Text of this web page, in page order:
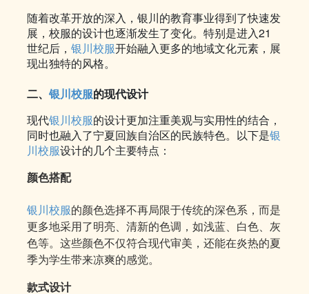
随着改革开放的深入，银川的教育事业得到了快速发
展，校服的设计也逐渐发生了变化。特别是进入21
世纪后，银川校服开始融入更多的地域文化元素，展
现出独特的风格。
二、银川校服的现代设计
现代银川校服的设计更加注重美观与实用性的结合，
同时也融入了宁夏回族自治区的民族特色。以下是银
川校服设计的几个主要特点：
颜色搭配
银川校服的颜色选择不再局限于传统的深色系，而是
更多地采用了明亮、清新的色调，如浅蓝、白色、灰
色等。这些颜色不仅符合现代审美，还能在炎热的夏
季为学生带来凉爽的感觉。
款式设计